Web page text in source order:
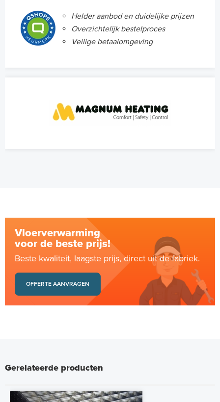
Helder aanbod en duidelijke prijzen
Overzichtelijk bestelproces
Veilige betaalomgeving
Vloerverwarming
voor de beste prijs!
Beste kwaliteit, laagste prijs, direct uit de fabriek.
OFFERTE AANVRAGEN
Gerelateerde producten